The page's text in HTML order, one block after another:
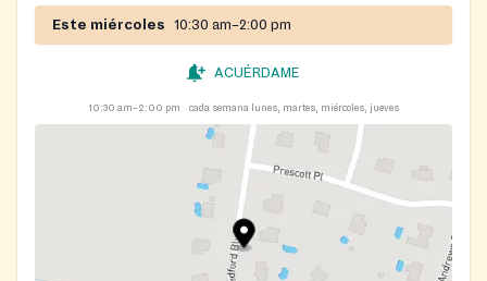
Este miércoles 10:30 am–2:00 pm
ACUÉRDAME
10:30 am–2:00 pm cada semana lunes, martes, miércoles, jueves